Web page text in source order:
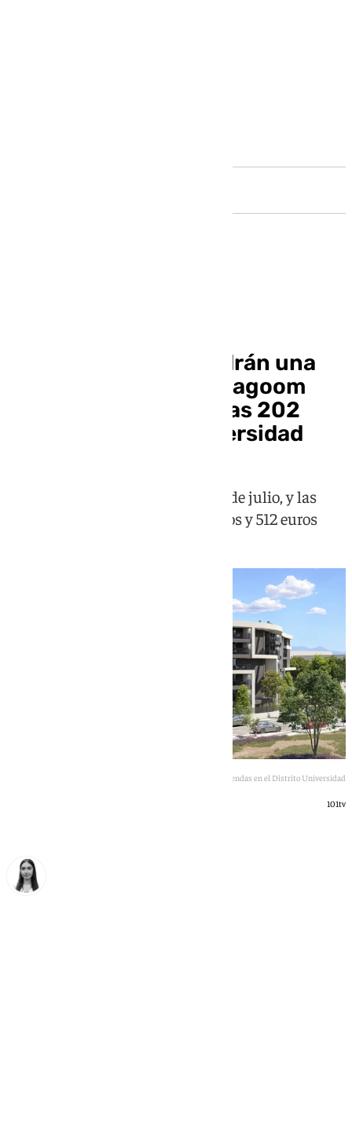
Los malagueños tendrán una
nueva oportunidad: Lagoom
Living adjudicará otras 202
VPO en Distrito Universidad
El plazo estará abierto del 13 al 31 de julio, y las
rentas oscilarán entre los 446 euros y 512 euros
La promotora Lagoom Living lanza 220 nuevas viviendas en el Distrito Universidad
101tv